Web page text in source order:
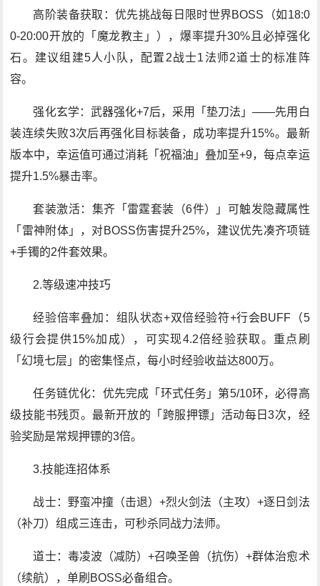
高阶装备获取：优先挑战每日限时世界BOSS（如18:0
0-20:00开放的「魔龙教主」），爆率提升30%且必掉强化
石。建议组建5人小队，配置2战士1法师2道士的标准阵
容。
强化玄学：武器强化+7后，采用「垫刀法」——先用白
装连续失败3次后再强化目标装备，成功率提升15%。最新
版本中，幸运值可通过消耗「祝福油」叠加至+9，每点幸运
提升1.5%暴击率。
套装激活：集齐「雷霆套装（6件）」可触发隐藏属性
「雷神附体」，对BOSS伤害提升25%，建议优先凑齐项链
+手镯的2件套效果。
2.等级速冲技巧
经验倍率叠加：组队状态+双倍经验符+行会BUFF（5
级行会提供15%加成），可实现4.2倍经验获取。重点刷
「幻境七层」的密集怪点，每小时经验收益达800万。
任务链优化：优先完成「环式任务」第5/10环，必得高
级技能书残页。最新开放的「跨服押镖」活动每日3次，经
验奖励是常规押镖的3倍。
3.技能连招体系
战士：野蛮冲撞（击退）+烈火剑法（主攻）+逐日剑法
（补刀）组成三连击，可秒杀同战力法师。
道士：毒凌波（减防）+召唤圣兽（抗伤）+群体治愈术
（续航），单刷BOSS必备组合。